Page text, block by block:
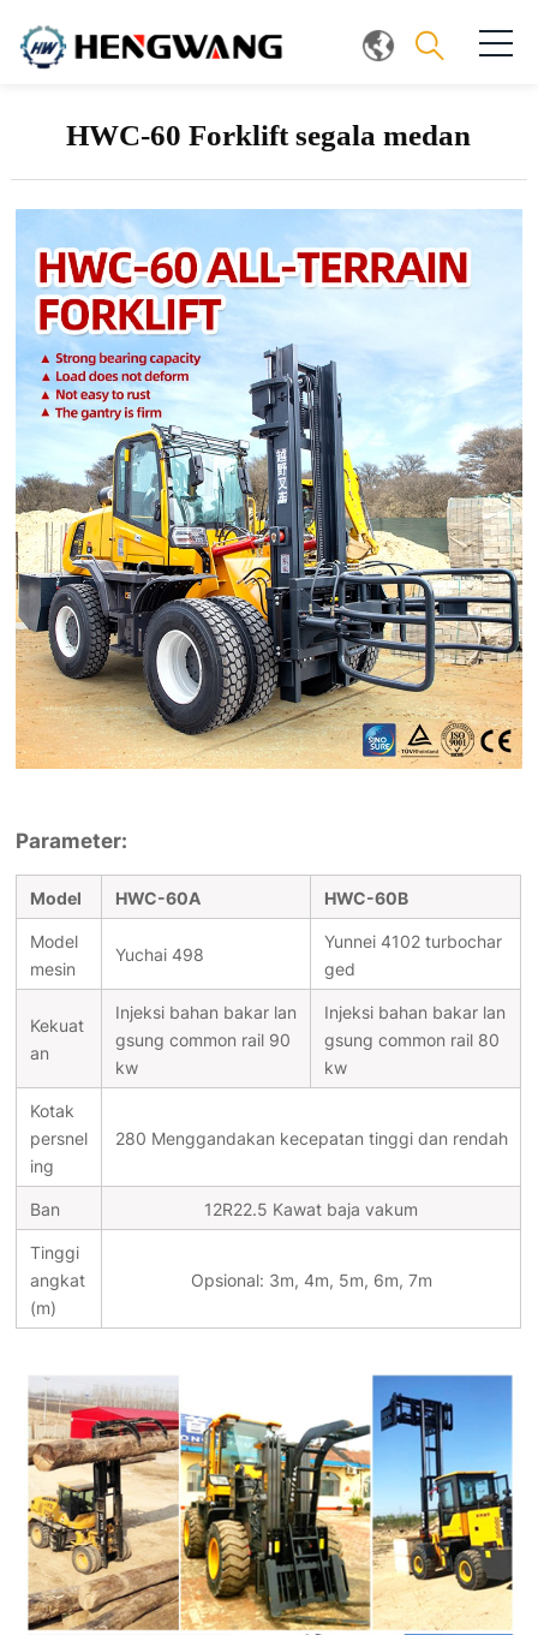
HWC-60 Forklift segala medan
Parameter:
Model HWC-60A HWC-60B
Model
mesin
Yuchai 498
Yunnei 4102 turbochar
ged
Kekuat
an
Injeksi bahan bakar lan
gsung common rail 90
kw
Injeksi bahan bakar lan
gsung common rail 80
kw
Kotak
persnel
ing
280 Menggandakan kecepatan tinggi dan rendah
Ban 12R22.5 Kawat baja vakum
Tinggi
angkat
(m)
Opsional: 3m, 4m, 5m, 6m, 7m